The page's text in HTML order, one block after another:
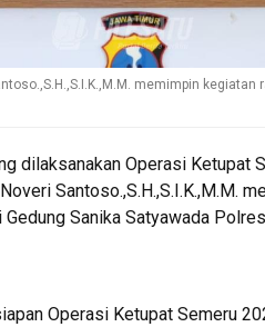
memimpin kegiatan
dilaksanakan Operasi Ketupat
Santoso.,S.H.,S.I.K.,M.M.
Sanika Satyawada
Operasi Ketupat Semeru